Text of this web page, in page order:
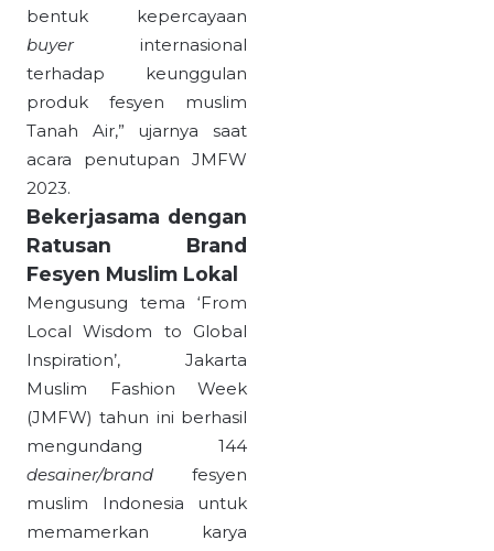
bentuk kepercayaan
buyerinternasional
terhadap keunggulan
produk fesyen muslim
Tanah Air,” ujarnya saat
acara penutupan JMFW
2023.
Bekerjasama dengan
Ratusan Brand
Fesyen Muslim Lokal
Mengusung tema ‘From
Local Wisdom to Global
Inspiration’, Jakarta
Muslim Fashion Week
(JMFW) tahun ini berhasil
mengundang 144
desainer/brand fesyen
muslim Indonesia untuk
memamerkan karya